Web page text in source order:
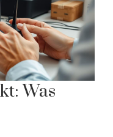
Was